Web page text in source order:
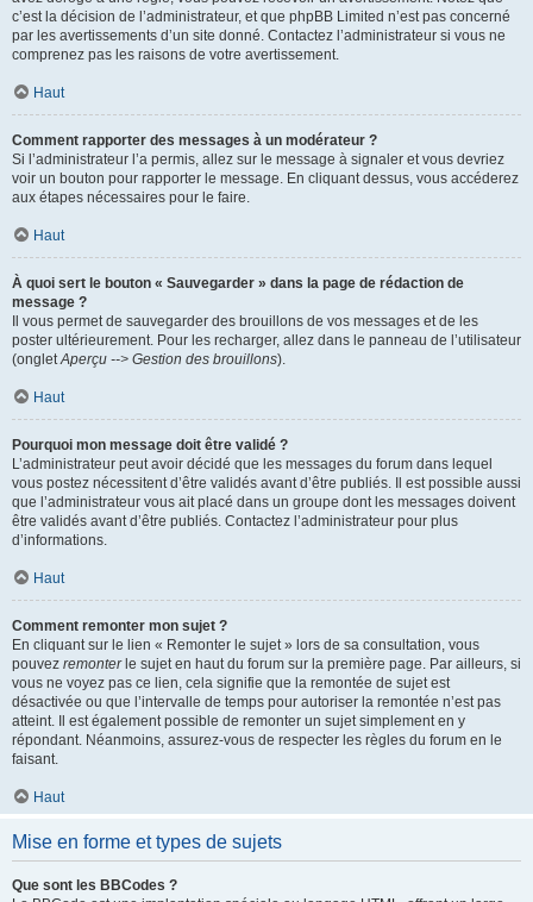
c’est la décision de l’administrateur, et que phpBB Limited n’est pas concerné
par les avertissements d’un site donné. Contactez l’administrateur si vous ne
comprenez pas les raisons de votre avertissement.
Haut
Comment rapporter des messages à un modérateur ?
Si l’administrateur l’a permis, allez sur le message à signaler et vous devriez
voir un bouton pour rapporter le message. En cliquant dessus, vous accéderez
aux étapes nécessaires pour le faire.
Haut
À quoi sert le bouton « Sauvegarder » dans la page de rédaction de
message ?
Il vous permet de sauvegarder des brouillons de vos messages et de les
poster ultérieurement. Pour les recharger, allez dans le panneau de l’utilisateur
(ongletAperçu --> Gestion des brouillons).
Haut
Pourquoi mon message doit être validé ?
L’administrateur peut avoir décidé que les messages du forum dans lequel
vous postez nécessitent d’être validés avant d’être publiés. Il est possible aussi
que l’administrateur vous ait placé dans un groupe dont les messages doivent
être validés avant d’être publiés. Contactez l’administrateur pour plus
d’informations.
Haut
Comment remonter mon sujet ?
En cliquant sur le lien « Remonter le sujet » lors de sa consultation, vous
pouvez remonterle sujet en haut du forum sur la première page. Par ailleurs, si
vous ne voyez pas ce lien, cela signifie que la remontée de sujet est
désactivée ou que l’intervalle de temps pour autoriser la remontée n’est pas
atteint. Il est également possible de remonter un sujet simplement en y
répondant. Néanmoins, assurez-vous de respecter les règles du forum en le
faisant.
Haut
Mise en forme et types de sujets
Que sont les BBCodes ?